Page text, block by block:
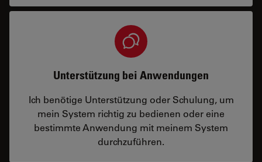
Unterstützung bei Anwendungen
Ich benötige Unterstützung oder Schulung, um
mein System richtig zu bedienen oder eine
bestimmte Anwendung mit meinem System
durchzuführen.